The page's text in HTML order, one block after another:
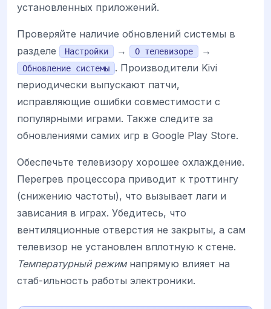
установленных приложений.
Проверяйте наличие обновлений системы в
разделе
Настройки → О телевизоре →
Обновление системы
. Производители Kivi
периодически выпускают патчи,
исправляющие ошибки совместимости с
популярными играми. Также следите за
обновлениями самих игр в Google Play Store.
Обеспечьте телевизору хорошее охлаждение.
Перегрев процессора приводит к троттингу
(снижению частоты), что вызывает лаги и
зависания в играх. Убедитесь, что
вентиляционные отверстия не закрыты, а сам
телевизор не установлен вплотную к стене.
Температурный режимнапрямую влияет на
стаб-ильность работы электроники.